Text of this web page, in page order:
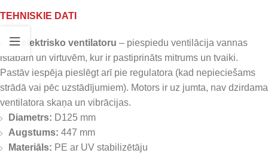
TEHNISKIE DATI
Ar elektrisko ventilatoru – piespiedu ventilācija vannas
istabām un virtuvēm, kur ir pastiprināts mitrums un tvaiki.
Pastāv iespēja pieslēgt arī pie regulatora (kad nepieciešams
strādā vai pēc uzstādījumiem). Motors ir uz jumta, nav dzirdama
ventilatora skaņa un vibrācijas.
Diametrs: D125 mm
Augstums: 447 mm
Materiāls: PE ar UV stabilizētāju